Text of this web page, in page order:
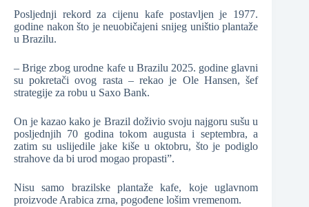
Posljednji rekord za cijenu kafe postavljen je 1977.
godine nakon što je neuobičajeni snijeg uništio plantaže
u Brazilu.
– Brige zbog urodne kafe u Brazilu 2025. godine glavni
su pokretači ovog rasta – rekao je Ole Hansen, šef
strategije za robu u Saxo Bank.
On je kazao kako je Brazil doživio svoju najgoru sušu u
posljednjih 70 godina tokom augusta i septembra, a
zatim su uslijedile jake kiše u oktobru, što je podiglo
strahove da bi urod mogao propasti”.
Nisu samo brazilske plantaže kafe, koje uglavnom
proizvode Arabica zrna, pogođene lošim vremenom.